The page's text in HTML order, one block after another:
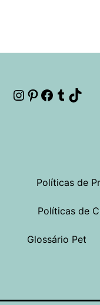
Instagram
Pinterest
Facebook
Tumblr
Políticas de
Políticas de
Glossário Pet